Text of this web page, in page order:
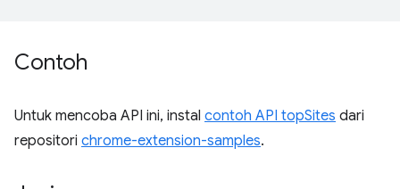
Contoh
Untuk mencoba API ini, instal contoh API topSites dari
repositori chrome-extension-samples.